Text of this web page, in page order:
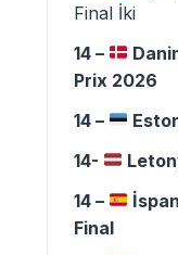
Final İki
14 –
Prix 2026
14 –
14-
14 –
Final